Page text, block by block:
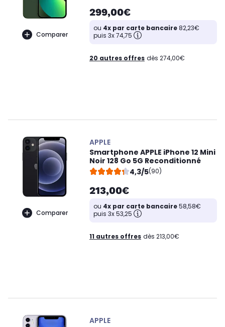
Comparer
299,00€
ou 4x par carte bancaire82,23€
puis 3x 74,75
20 autres offres dès 274,00€
Comparer
APPLE
Smartphone APPLE iPhone 12 Mini
Noir 128 Go 5G Reconditionné
4,3/5(90)
213,00€
ou 4x par carte bancaire58,58€
puis 3x 53,25
11 autres offres dès 213,00€
APPLE